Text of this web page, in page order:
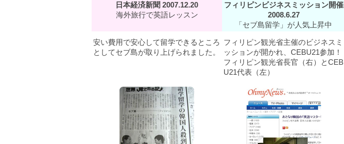
日本経済新聞 2007.12.20
海外旅行で英語レッスン
フィリピンビジネスミッション開催
2008.6.27
「セブ島留学」が人気上昇中
安い費用で安心して留学できるところ
としてセブ島が取り上げられました。
フィリピン観光省主催のビジネスミ
ッションが開かれ、CEBU21参加！
フィリピン観光省長官（右）とCEB
U21代表（左）